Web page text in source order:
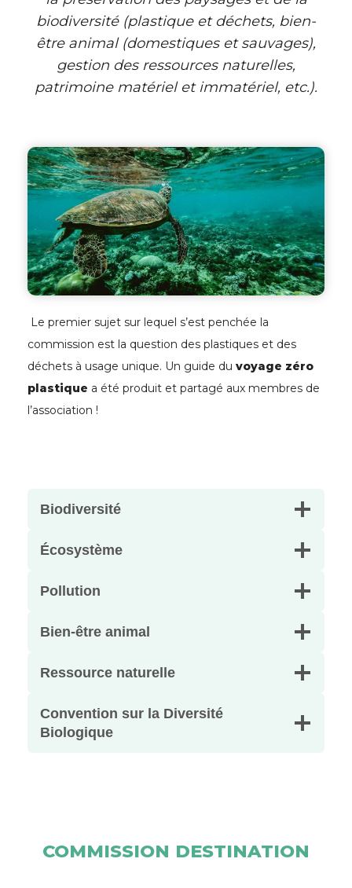
biodiversité (plastique et déchets, bien-
être animal (domestiques et sauvages),
gestion des ressources naturelles,
patrimoine matériel et immatériel, etc.).
Le premier sujet sur lequel s’est penchée la
commission est la question des plastiques et des
déchets à usage unique. Un guide du voyage zéro
plastique a été produit et partagé aux membres de
l’association !
Biodiversité
Écosystème
Pollution
Bien-être animal
Ressource naturelle
Convention sur la Diversité
Biologique
COMMISSION DESTINATION